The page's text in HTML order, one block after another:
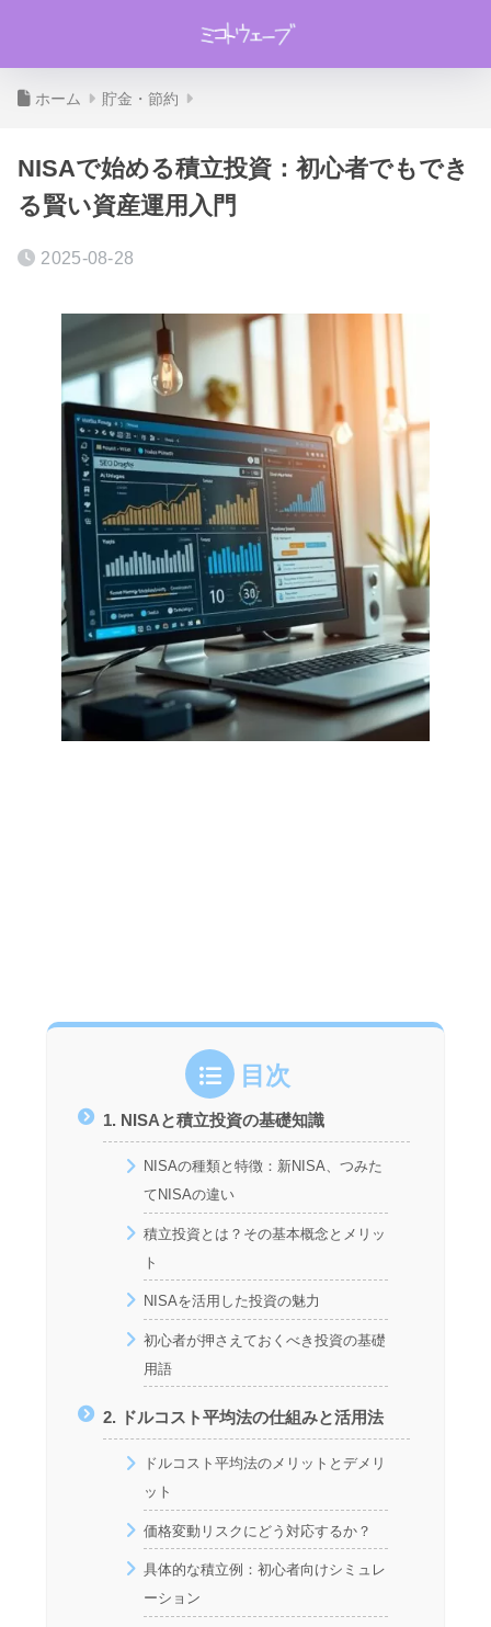
ホーム 貯金・節約
NISAで始める積立投資：初心者でもでき
る賢い資産運用入門
2025-08-28
目次
1. NISAと積立投資の基礎知識
NISAの種類と特徴：新NISA、つみた
てNISAの違い
積立投資とは？その基本概念とメリッ
ト
NISAを活用した投資の魅力
初心者が押さえておくべき投資の基礎
用語
2. ドルコスト平均法の仕組みと活用法
ドルコスト平均法のメリットとデメリ
ット
価格変動リスクにどう対応するか？
具体的な積立例：初心者向けシミュレ
ーション